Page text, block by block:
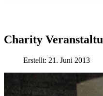
Charity
Erstellt: 21. Juni 2013